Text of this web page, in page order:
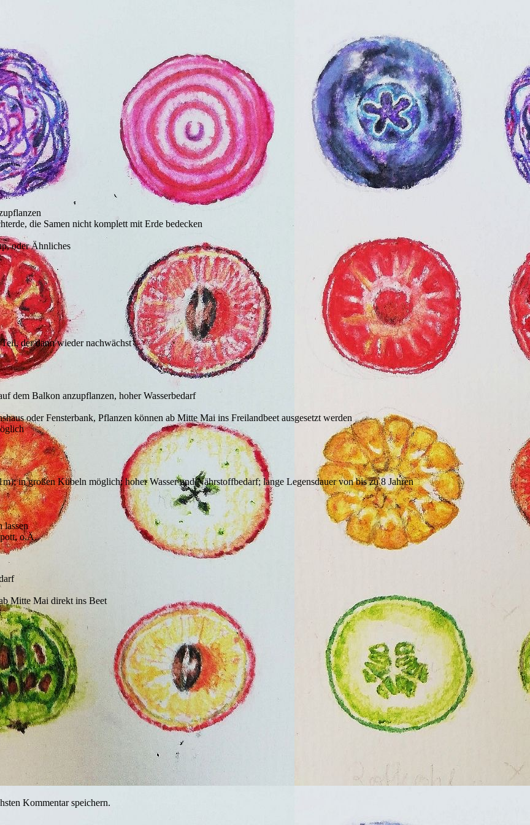
die Samen nicht komplett mit Erde bedecken
oder Ähnliches
der dann wieder nachwächst
dem Balkon anzupflanzen, hoher Wasserbedarf
oder Fensterbank, Pflanzen können ab Mitte Mai ins Freilandbeet ausgesetzt werden
in großen Kübeln möglich; hoher Wasser und Nährstoffbedarf; lange Legensdauer von bis zu 8 Jahren
lassen
o.Ä.
Mitte Mai direkt ins Beet
Kommentar speichern.